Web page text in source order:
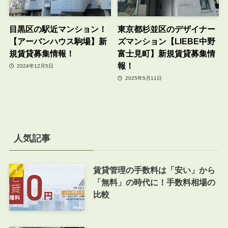
目黒区の駅近マンション！
【アーバンハウス駒場】新
規賃貸募集情報！
2024年12月5日
東京都杉並区のデザイナー
ズマンション【LIEBE中野
富士見町】新規賃貸募集情
報！
2025年5月11日
人気記事
賃貸管理の手数料は「安い」から
「無料」の時代に！手数料相場の
比較